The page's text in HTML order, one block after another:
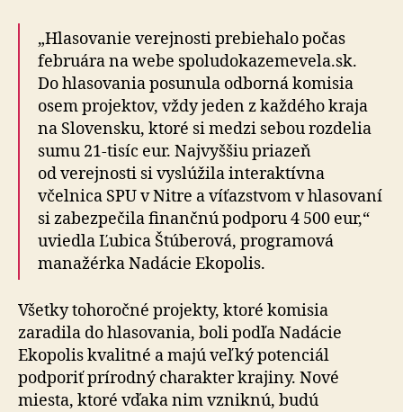
„Hlasovanie verejnosti prebiehalo počas
februára na webe spoludokazemevela.sk.
Do hlasovania posunula odborná komisia
osem projektov, vždy jeden z každého kraja
na Slovensku, ktoré si medzi sebou rozdelia
sumu 21-tisíc eur. Najvyššiu priazeň
od verejnosti si vyslúžila interaktívna
včelnica SPU v Nitre a víťazstvom v hlasovaní
si zabezpečila finančnú podporu 4 500 eur,“
uviedla Ľubica Štúberová, programová
manažérka Nadácie Ekopolis.
Všetky tohoročné projekty, ktoré komisia
zaradila do hlasovania, boli podľa Nadácie
Ekopolis kvalitné a majú veľký potenciál
podporiť prírodný charakter krajiny. Nové
miesta, ktoré vďaka nim vzniknú, budú